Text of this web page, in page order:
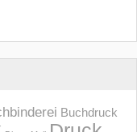
Buchdruck